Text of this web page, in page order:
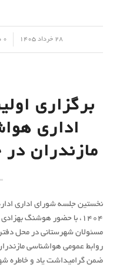
28 خرداد 1405 / 0 دیدگاه
برگزاری
اداری
مازندران در
نخستین جلسه شورای اداری
۱۴۰۴، با حضور هوشنگ
مسئولان شهرستانی در محل
روابط عمومی هواشناسی
ضمن گرامیداشت یاد و خاطره